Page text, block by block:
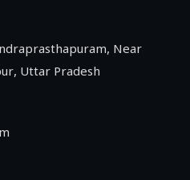
Near
Uttar Pradesh